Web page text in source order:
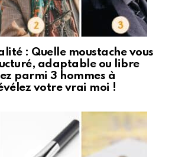
: Quelle moustache vous
adaptable ou libre
parmi 3 hommes à
votre vrai moi !